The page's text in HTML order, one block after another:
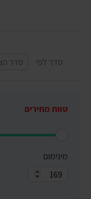
סדר לפי
טווח מחירים
מינימום